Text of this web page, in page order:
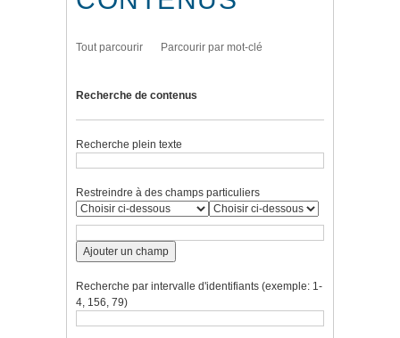
Tout parcourir Parcourir par mot-clé
Recherche de contenus
Recherche plein texte
Restreindre à des champs particuliers
Ajouter un champ
Recherche par intervalle d'identifiants (exemple: 1-
4, 156, 79)